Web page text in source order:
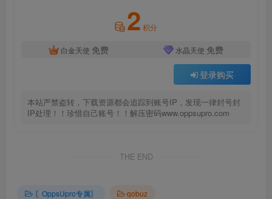
2 积分
白金天使 免费 水晶天使 免费
登录购买
本站严禁盗转，下载资源都会追踪到账号IP，发现一律封号封
IP处理！！珍惜自己账号！！解压密码www.oppsupro.com
THE END
〖OppsUpro专属〗 qobuz